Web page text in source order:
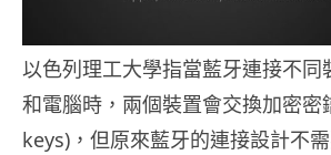
以色列理工大學指當藍牙連接不同
和電腦時，兩個裝置會交換加密
keys)，但原來藍牙的連接設計不